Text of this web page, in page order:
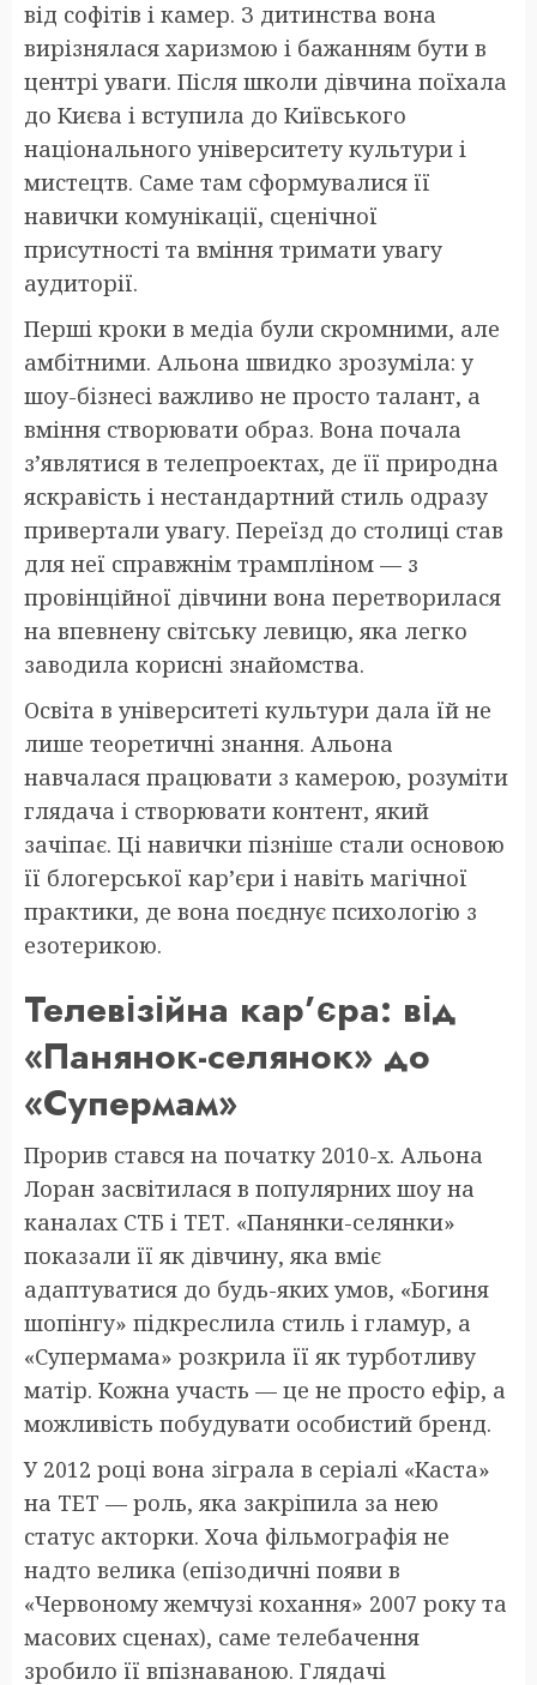
від софітів і камер. З дитинства вона
вирізнялася харизмою і бажанням бути в
центрі уваги. Після школи дівчина поїхала
до Києва і вступила до Київського
національного університету культури і
мистецтв. Саме там сформувалися її
навички комунікації, сценічної
присутності та вміння тримати увагу
аудиторії.
Перші кроки в медіа були скромними, але
амбітними. Альона швидко зрозуміла: у
шоу-бізнесі важливо не просто талант, а
вміння створювати образ. Вона почала
з’являтися в телепроектах, де її природна
яскравість і нестандартний стиль одразу
привертали увагу. Переїзд до столиці став
для неї справжнім трампліном — з
провінційної дівчини вона перетворилася
на впевнену світську левицю, яка легко
заводила корисні знайомства.
Освіта в університеті культури дала їй не
лише теоретичні знання. Альона
навчалася працювати з камерою, розуміти
глядача і створювати контент, який
зачіпає. Ці навички пізніше стали основою
її блогерської кар’єри і навіть магічної
практики, де вона поєднує психологію з
езотерикою.
Телевізійна кар’єра: від
«Панянок-селянок» до
«Супермам»
Прорив стався на початку 2010-х. Альона
Лоран засвітилася в популярних шоу на
каналах СТБ і ТЕТ. «Панянки-селянки»
показали її як дівчину, яка вміє
адаптуватися до будь-яких умов, «Богиня
шопінгу» підкреслила стиль і гламур, а
«Супермама» розкрила її як турботливу
матір. Кожна участь — це не просто ефір, а
можливість побудувати особистий бренд.
У 2012 році вона зіграла в серіалі «Каста»
на ТЕТ — роль, яка закріпила за нею
статус акторки. Хоча фільмографія не
надто велика (епізодичні появи в
«Червоному жемчузі кохання» 2007 року та
масових сценах), саме телебачення
зробило її впізнаваною. Глядачі